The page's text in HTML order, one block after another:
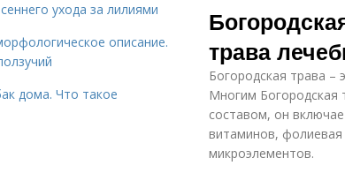
трава
Богородская трава –
Многим Богородская
составом, он
витаминов,
микроэлементов.
ухода за лилиями
описание.
дома. Что такое